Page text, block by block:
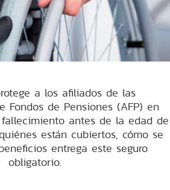
a los afiliados de las
Fondos de Pensiones (AFP) en
antes de la edad de
están cubiertos, cómo se
entrega este seguro
obligatorio.